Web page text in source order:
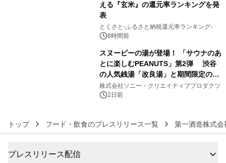
える『玄米』の還元率ランキングを発
表
とくさと-ふるさと納税還元率ランキング-
8時間前
スヌーピーの湯が登場！ 「サウナのあ
とに楽しむPEANUTS」第2弾 渋谷
の人気銭湯「改良湯」と期間限定のコ
ラボレーション サウナイキタイコラ
ボグッズも発売決定！
株式会社ソニー・クリエイティブプロダクツ
2日前
トップ フード・飲食のプレスリリース一覧 第一酒造株式会
プレスリリース配信